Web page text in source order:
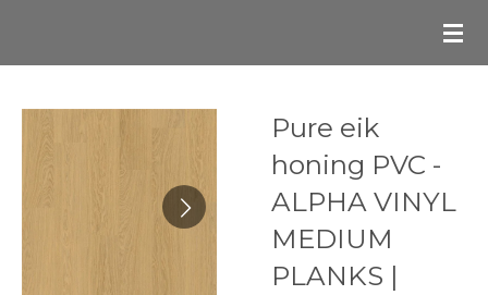
de
hoofdinhoud
Pure eik
honing PVC -
ALPHA VINYL
MEDIUM
PLANKS |